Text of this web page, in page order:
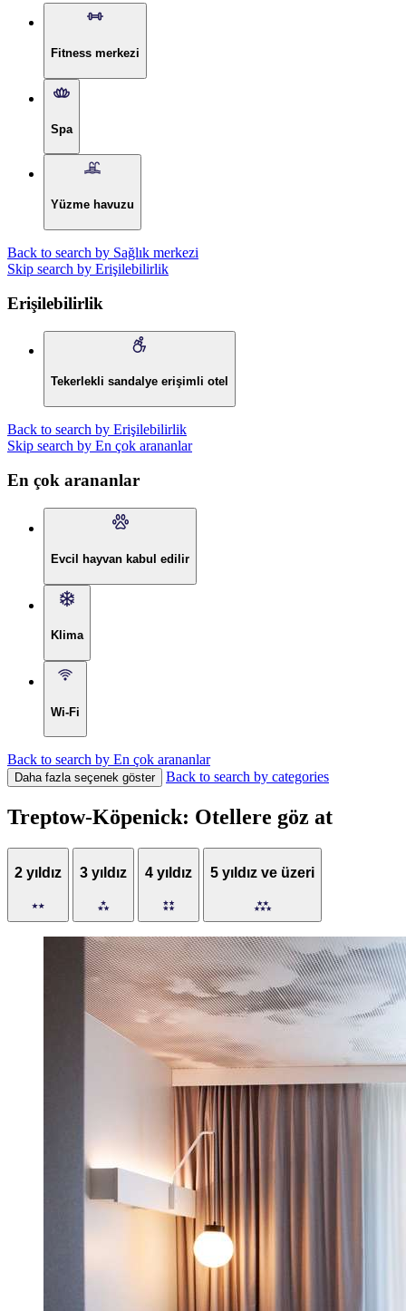
Fitness merkezi
Spa
Yüzme havuzu
Back to search by Sağlık merkezi
Skip search by Erişilebilirlik
Erişilebilirlik
Tekerlekli sandalye erişimli otel
Back to search by Erişilebilirlik
Skip search by En çok arananlar
En çok arananlar
Evcil hayvan kabul edilir
Klima
Wi-Fi
Back to search by En çok arananlar
Daha fazla seçenek göster Back to search by categories
Treptow-Köpenick: Otellere göz at
2 yıldız 3 yıldız 4 yıldız 5 yıldız ve üzeri